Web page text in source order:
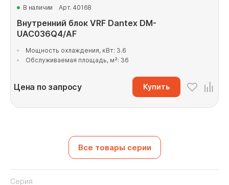
В наличии Арт. 40168
Внутренний блок VRF Dantex DM-
UAC036Q4/AF
Мощность охлаждения, кВт: 3.6
Обслуживаемая площадь, м²: 36
Цена по запросу Купить
Все товары серии
Серия